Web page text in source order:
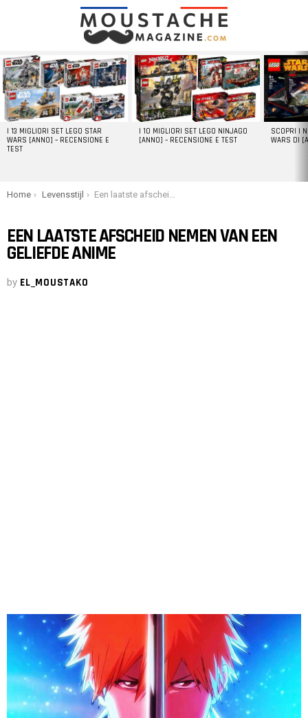
LATEST
STORIES
I 13 MIGLIORI SET LEGO STAR
WARS [ANNO] – RECENSIONE E
TEST
I 10 MIGLIORI SET LEGO NINJAGO
[ANNO] – RECENSIONE E TEST
SCOPRI I
WARS DI
You are here:
Home Levensstijl Een laatste afscheid nemen van een geliefde anime
EEN LAATSTE AFSCHEID NEMEN VAN EEN
GELIEFDE ANIME
by EL_MOUSTAKO